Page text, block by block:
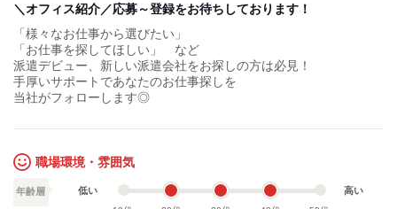
＼オフィス紹介／応募～登録をお待ちしております！
「様々なお仕事から選びたい」
「お仕事を探してほしい」 など
派遣デビュー、新しい派遣会社をお探しの方は必見！
手厚いサポートであなたのお仕事探しを
当社がフォローします◎
職場環境・雰囲気
年齢層 低い 高い